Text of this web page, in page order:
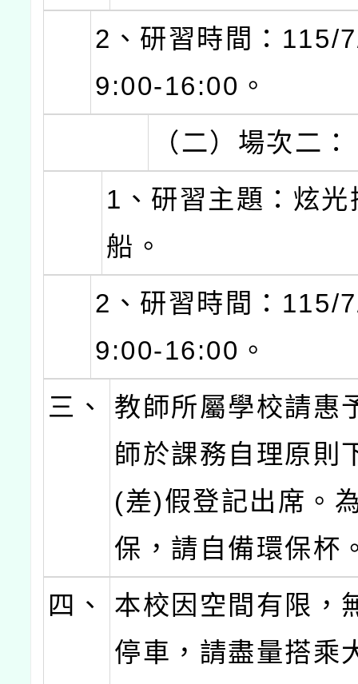
2、研習時間：115/
9:00-16:00。
（二）場次二：
1、研習主題：炫
船。
2、研習時間：115/
9:00-16:00。
三、
教師所屬學校請惠
師於課務自理原則
(差)假登記出席。
保，請自備環保杯
四、
本校因空間有限，
停車，請盡量搭乘